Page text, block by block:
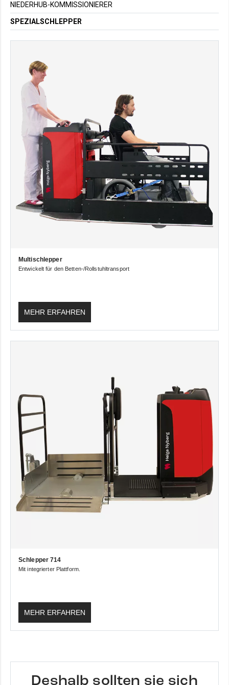
NIEDERHUB-KOMMISSIONIERER
SPEZIALSCHLEPPER
Multischlepper
Entwickelt für den Betten-/Rollstuhltransport
MEHR ERFAHREN
Schlepper 714
Mit integrierter Plattform.
MEHR ERFAHREN
Deshalb sollten sie sich